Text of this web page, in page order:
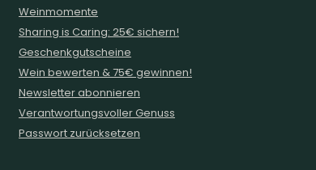
Weinmomente
Sharing is Caring: 25€ sichern!
Geschenkgutscheine
Wein bewerten & 75€ gewinnen!
Newsletter abonnieren
Verantwortungsvoller Genuss
Passwort zurücksetzen